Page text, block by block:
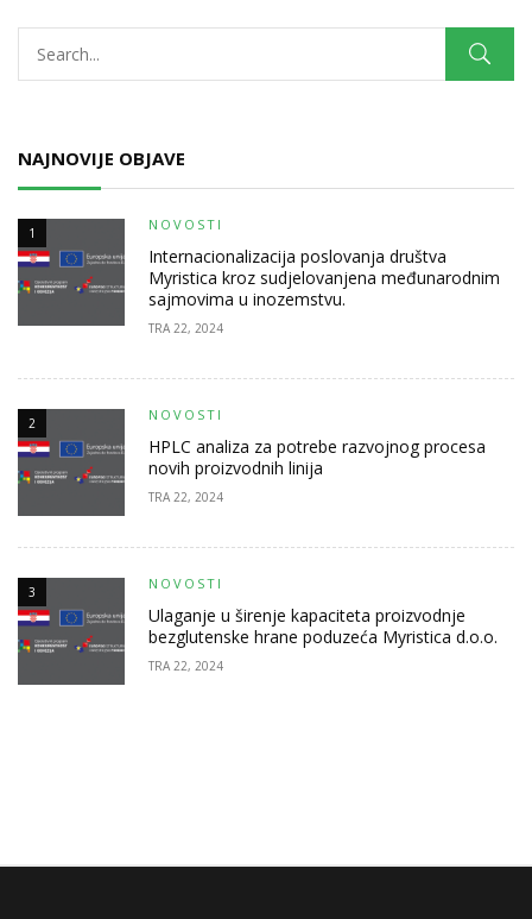
NAJNOVIJE OBJAVE
1 NOVOSTI
Internacionalizacija poslovanja društva
Myristica kroz sudjelovanjena međunarodnim
sajmovima u inozemstvu.
TRA 22, 2024
2 NOVOSTI
HPLC analiza za potrebe razvojnog procesa
novih proizvodnih linija
TRA 22, 2024
3 NOVOSTI
Ulaganje u širenje kapaciteta proizvodnje
bezglutenske hrane poduzeća Myristica d.o.o.
TRA 22, 2024